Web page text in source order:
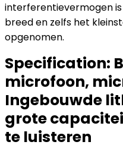
interferentievermogen
breed en zelfs het
opgenomen.
Specification:
microfoon,
Ingebouwde
grote
te luisteren